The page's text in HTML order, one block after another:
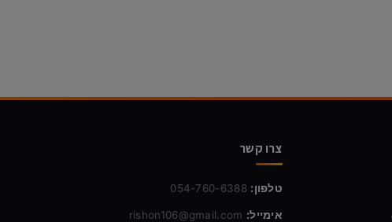
צרו קשר
טלפון: 054-760-6388
אימייל: rishon106@gmail.com